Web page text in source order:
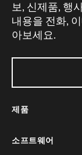
보, 신제품, 행
내용을 전화,
아보세요.
제품
소프트웨어